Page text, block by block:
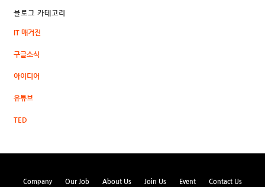
블로그 카테고리
IT 매거진
구글소식
아이디어
유튜브
TED
Company Our Job About Us Join Us Event Contact Us